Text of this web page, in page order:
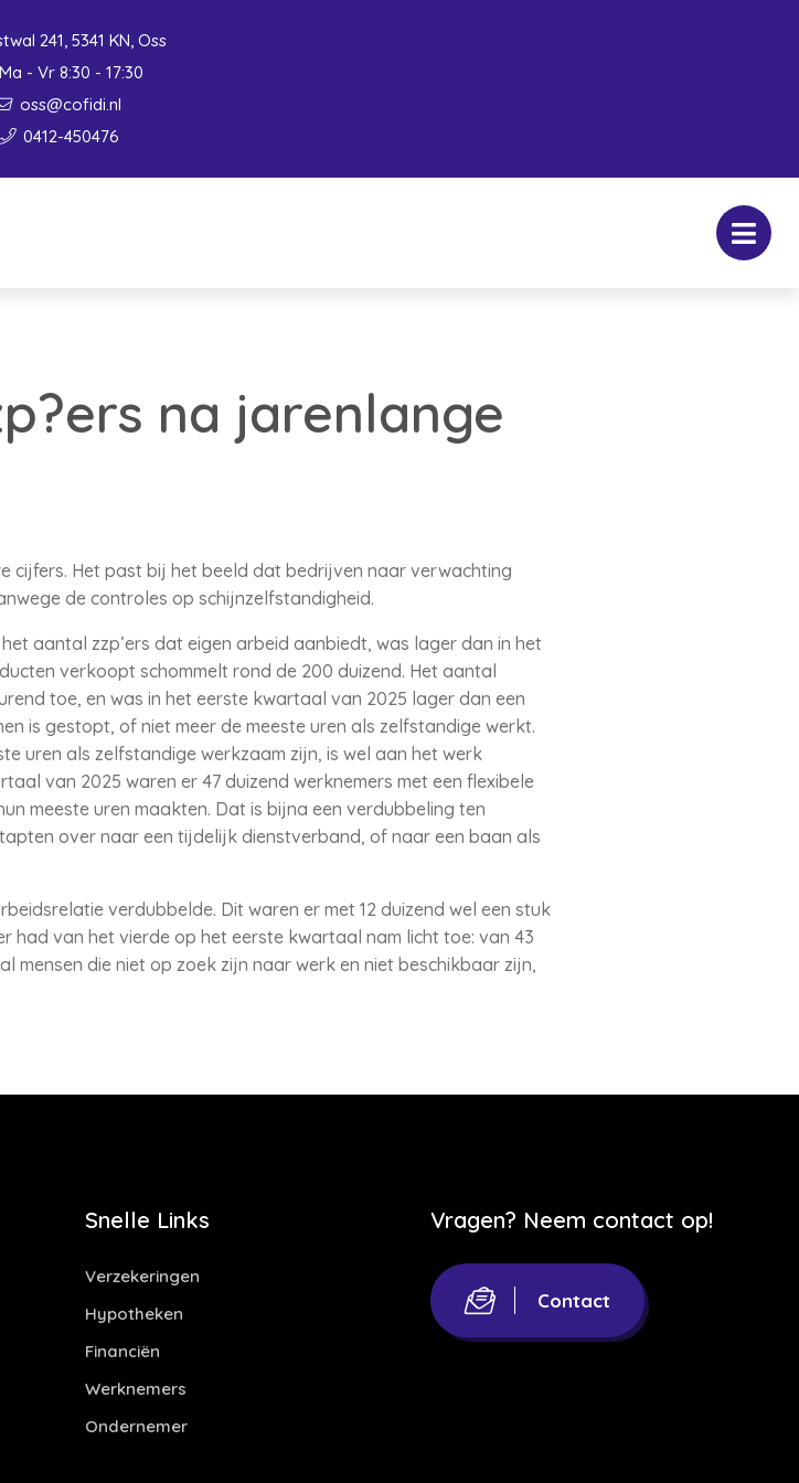
241, 5341 KN, Oss
Ma - Vr 8:30 - 17:30
oss@cofidi.nl
0412-450476
na jarenlange
cijfers. Het past bij het beeld dat bedrijven naar verwachting
de controles op schijnzelfstandigheid.
aantal zzp’ers dat eigen arbeid aanbiedt, was lager dan in het
verkoopt schommelt rond de 200 duizend. Het aantal
toe, en was in het eerste kwartaal van 2025 lager dan een
is gestopt, of niet meer de meeste uren als zelfstandige werkt.
uren als zelfstandige werkzaam zijn, is wel aan het werk
van 2025 waren er 47 duizend werknemers met een flexibele
meeste uren maakten. Dat is bijna een verdubbeling ten
over naar een tijdelijk dienstverband, of naar een baan als
verdubbelde. Dit waren er met 12 duizend wel een stuk
had van het vierde op het eerste kwartaal nam licht toe: van 43
mensen die niet op zoek zijn naar werk en niet beschikbaar zijn,
Snelle Links
Verzekeringen
Hypotheken
Financiën
Werknemers
Ondernemer
Vragen? Neem contact op!
Contact